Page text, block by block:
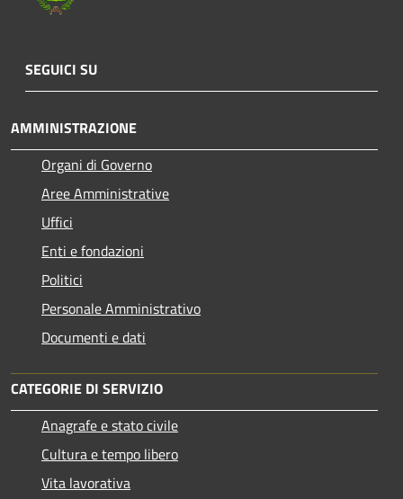
SEGUICI SU
AMMINISTRAZIONE
Organi di Governo
Aree Amministrative
Uffici
Enti e fondazioni
Politici
Personale Amministrativo
Documenti e dati
CATEGORIE DI SERVIZIO
Anagrafe e stato civile
Cultura e tempo libero
Vita lavorativa